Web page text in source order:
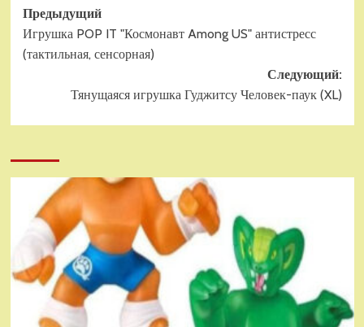
Навигация
записи
Предыдущий
Игрушка POP IT "Космонавт Among US" антистресс
(тактильная, сенсорная)
Следующий:
Тянущаяся игрушка Гуджитсу Человек-паук (XL)